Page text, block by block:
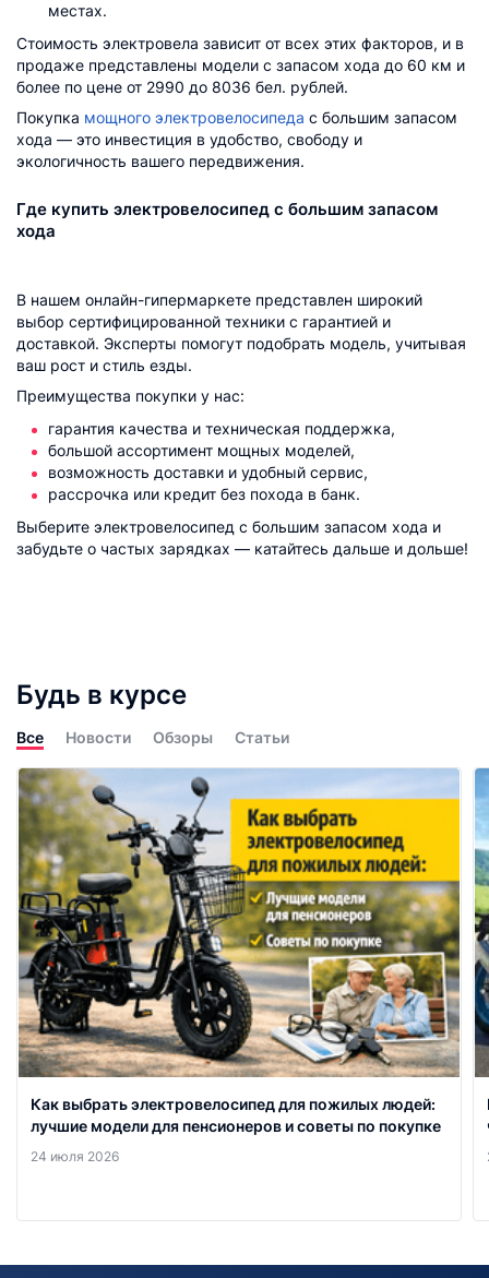
местах.
Стоимость электровела зависит от всех этих факторов, и в
продаже представлены модели с запасом хода до 60 км и
более по цене от 2990 до 8036 бел. рублей.
Покупка мощного электровелосипеда с большим запасом
хода — это инвестиция в удобство, свободу и
экологичность вашего передвижения.
Где купить электровелосипед с большим запасом
хода
В нашем онлайн-гипермаркете представлен широкий
выбор сертифицированной техники с гарантией и
доставкой. Эксперты помогут подобрать модель, учитывая
ваш рост и стиль езды.
Преимущества покупки у нас:
гарантия качества и техническая поддержка,
большой ассортимент мощных моделей,
возможность доставки и удобный сервис,
рассрочка или кредит без похода в банк.
Выберите электровелосипед с большим запасом хода и
забудьте о частых зарядках — катайтесь дальше и дольше!
Будь в курсе
Все Новости Обзоры Статьи
Как выбрать электровелосипед для пожилых людей:
лучшие модели для пенсионеров и советы по покупке
24 июля 2026